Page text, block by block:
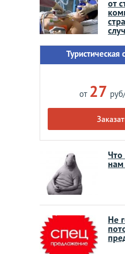
от
Туристическая
от 27
Что
нам
Не